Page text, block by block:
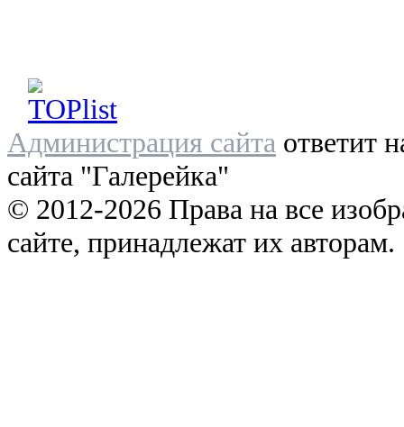
Администрация сайта ответит
сайта "Галерейка"
© 2012-2026 Права на все
сайте, принадлежат их авторам.